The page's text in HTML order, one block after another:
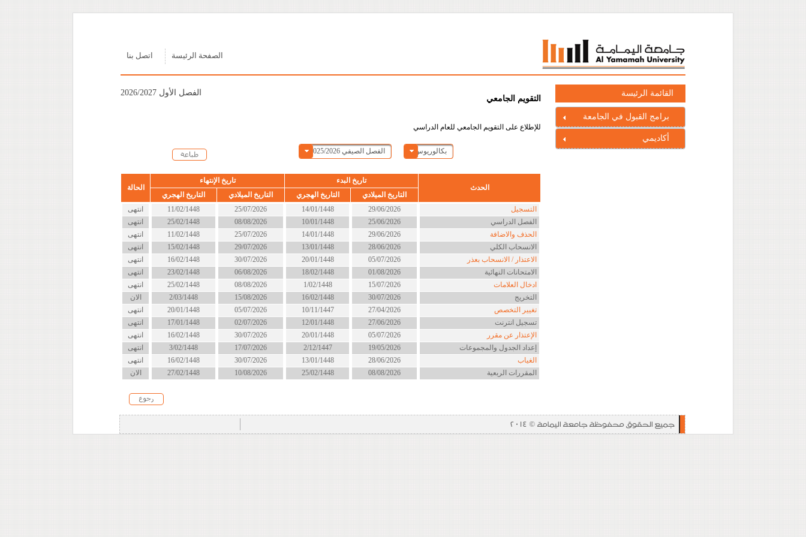
اتصل بنا الصفحة الرئيسة
القائمة الرئيسة
برامج القبول في الجامعة
أكاديمي
التقويم الجامعي
الفصل الأول 2026/2027
للإطلاع على التقويم الجامعي للعام الدراسي
بكالوريوس الفصل الصيفي 2025/2026
الحدث
تاريخ البدء
تاريخ الإنتهاء
الحالة
التاريخ الميلادي
التاريخ الهجري التاريخ الميلادي
التاريخ الهجري
التسجيل
الفصل الدراسي
الحذف والاضافة
الانسحاب الكلي
الاعتذار / الانسحاب بعذر
الامتحانات النهائية
ادخال العلامات
التخريج
تغيير التخصص
تسجيل انترنت
الإعتذار عن مقرر
إعداد الجدول والمجموعات
الغياب
المقررات الربعية
29/06/2026
25/06/2026
29/06/2026
28/06/2026
05/07/2026
01/08/2026
15/07/2026
30/07/2026
27/04/2026
27/06/2026
05/07/2026
19/05/2026
28/06/2026
08/08/2026
14/01/1448
10/01/1448
14/01/1448
13/01/1448
20/01/1448
18/02/1448
1/02/1448
16/02/1448
10/11/1447
12/01/1448
20/01/1448
2/12/1447
13/01/1448
25/02/1448
25/07/2026
08/08/2026
25/07/2026
29/07/2026
30/07/2026
06/08/2026
08/08/2026
15/08/2026
05/07/2026
02/07/2026
30/07/2026
17/07/2026
30/07/2026
10/08/2026
11/02/1448
25/02/1448
11/02/1448
15/02/1448
16/02/1448
23/02/1448
25/02/1448
2/03/1448
20/01/1448
17/01/1448
16/02/1448
3/02/1448
16/02/1448
27/02/1448
انتهى
انتهى
انتهى
انتهى
انتهى
انتهى
انتهى
الان
انتهى
انتهى
انتهى
انتهى
انتهى
الان